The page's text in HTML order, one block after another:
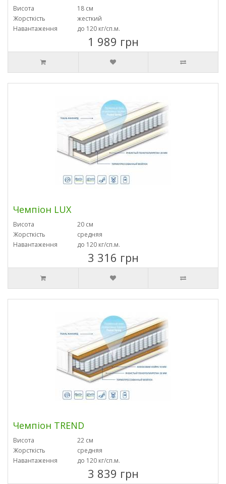
Висота
18 см
Жорсткість
жесткий
Навантаження
до 120 кг/сп.м.
1 989 грн
Чемпіон LUX
Висота
20 см
Жорсткість
средняя
Навантаження
до 120 кг/сп.м.
3 316 грн
Чемпіон TREND
Висота
22 см
Жорсткість
средняя
Навантаження
до 120 кг/сп.м.
3 839 грн